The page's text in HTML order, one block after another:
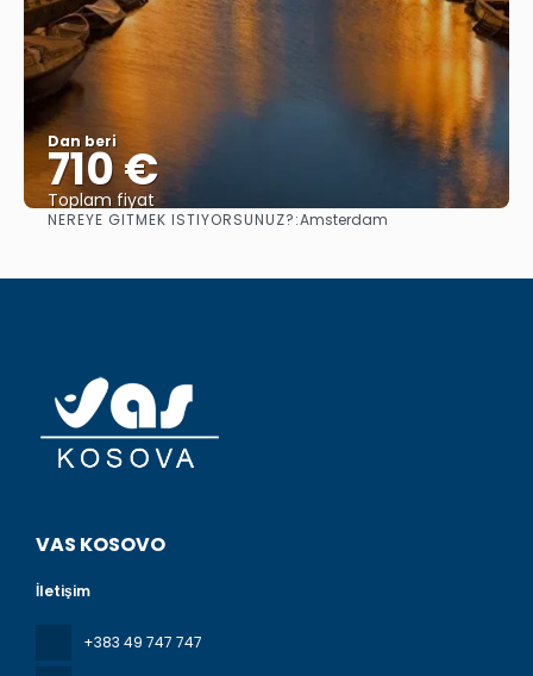
Dan beri
710 €
Toplam fiyat
Görüntüle
NEREYE GITMEK ISTIYORSUNUZ?:Amsterdam
VAS KOSOVO
İletişim
+383 49 747 747